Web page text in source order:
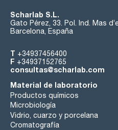
Scharlab S.L.
Gato Pérez, 33. Pol. Ind. Mas
Barcelona, España
T +34937456400
F +34937152765
consultas@scharlab.com
Material de laboratorio
Productos químicos
Microbiología
Vidrio, cuarzo y porcelana
Cromatografía